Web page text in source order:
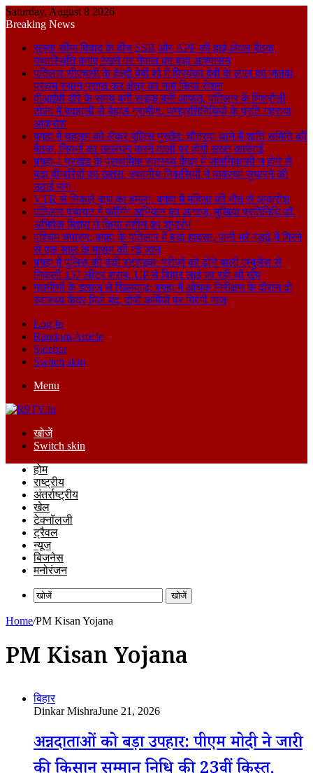
Saturday, August 8 2026
Breaking News
सुस्ता सीमा विवाद के बीच SSB और APF की हाई-लेवल बैठक,
यथास्थिति बनाए रखने पर नेपाल का बड़ा आश्वासन
पतिलार सीएचसी के हेल्दी बेबी शो में प्रियंका देवी के लाल का जलवा,
प्रथम स्थान प्राप्त कर क्षेत्र का नाम किया रोशन
वीआईपी दौरे के समय बनी सड़क बनी आफत, पतिलार के मिश्रौली
टोला में बदहाली से बेहाल ग्रामीण, जनप्रतिनिधियों के प्रति गहराया
आक्रोश
बगहा में चहलूम को लेकर पुलिस मुस्तैद: चौतरवा थाने में शांति समिति की
बैठक, नियमों का उल्लंघन करने वालों पर होगी सख्त कार्रवाई
बगहा-1 प्रखंड के प्राथमिक स्वास्थ्य केंद्र में जलनिकासी न होने से
बढ़ा बीमारियों का खतरा, स्थानीय निवासियों ने व्यवस्था सुधारने की
उठाई मांग।
VTR से निकले बाघ का हमला, बगहा में महिला की मौत से आक्रोश
पतिलार पंचायत में फॉगिंग अभियान का आगाज, मुखिया प्रतिनिधि डॉ.
अभिषेक मिश्रा ने किया मशीन का शुभारंभ
पश्चिम चंपारण: बगहा के पतिलार में बड़ा हादसा, पानी भरे गड्ढे में गिरने
से एक साल के मासूम की गई जान
बगहा में पुलिस की बड़ी स्ट्राइक: मरीजों को ढोने वाली एम्बुलेंस से
निकली 157 लीटर शराब, UP से बिहार लाई जा रही थी खेप
ग्रामीणों के इलाज से खिलवाड़: बगहा में औचक निरीक्षण के दौरान दो
स्वास्थ्य केंद्र मिले बंद, दोषी कर्मियों पर गिरेगी गाज
Log In
Random Article
Sidebar
Switch skin
Menu
खोजें
Switch skin
होम
राष्ट्रीय
अंतर्राष्ट्रीय
खेल
टेक्नॉलजी
ट्रैवल
न्यूज
बिजनेस
मनोरंजन
खोजें
Home/PM Kisan Yojana
PM Kisan Yojana
बिहार
Dinkar MishraJune 21, 2026
अन्नदाताओं को बड़ा उपहार: पीएम मोदी ने जारी